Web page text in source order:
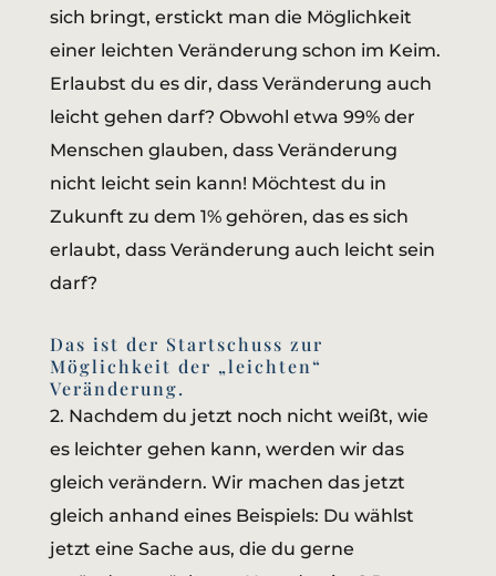
sich bringt, erstickt man die Möglichkeit
einer leichten Veränderung schon im Keim.
Erlaubst du es dir, dass Veränderung auch
leicht gehen darf? Obwohl etwa 99% der
Menschen glauben, dass Veränderung
nicht leicht sein kann! Möchtest du in
Zukunft zu dem 1% gehören, das es sich
erlaubt, dass Veränderung auch leicht sein
darf?
Das ist der Startschuss zur
Möglichkeit der „leichten“
Veränderung.
2. Nachdem du jetzt noch nicht weißt, wie
es leichter gehen kann, werden wir das
gleich verändern. Wir machen das jetzt
gleich anhand eines Beispiels: Du wählst
jetzt eine Sache aus, die du gerne